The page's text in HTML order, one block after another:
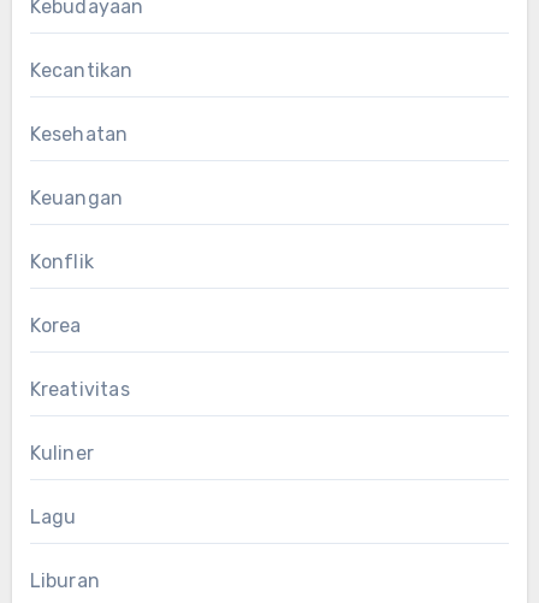
Kebudayaan
Kecantikan
Kesehatan
Keuangan
Konflik
Korea
Kreativitas
Kuliner
Lagu
Liburan